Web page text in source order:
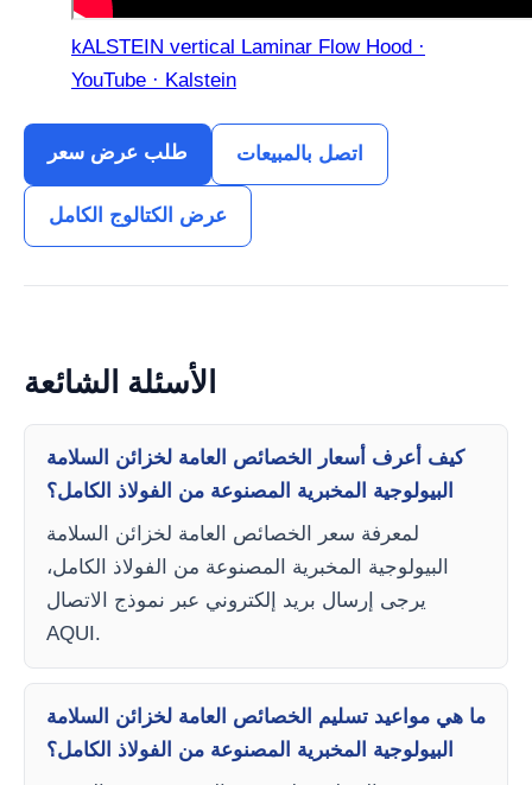
kALSTEIN vertical Laminar Flow Hood ·
YouTube · Kalstein
طلب عرض سعر اتصل بالمبيعات
عرض الكتالوج الكامل
الأسئلة الشائعة
كيف أعرف أسعار الخصائص العامة لخزائن السلامة
البيولوجية المخبرية المصنوعة من الفولاذ الكامل؟
لمعرفة سعر الخصائص العامة لخزائن السلامة
البيولوجية المخبرية المصنوعة من الفولاذ الكامل،
يرجى إرسال بريد إلكتروني عبر نموذج الاتصال
AQUI.
ما هي مواعيد تسليم الخصائص العامة لخزائن السلامة
البيولوجية المخبرية المصنوعة من الفولاذ الكامل؟